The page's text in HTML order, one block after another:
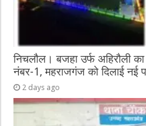
निचलौल। बजहा उर्फ अहिरौली
नंबर-1, महराजगंज को दिलाई नई
2 days ago